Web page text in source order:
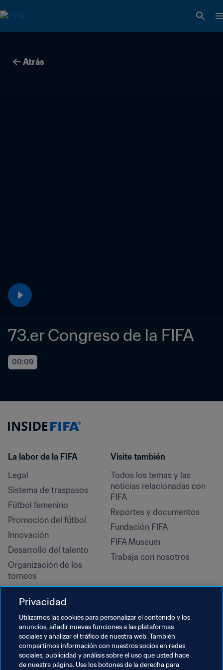
Atrás
73.er Congreso de la FIFA
00:09
La labor de la FIFA
Legal
Sistema de traspasos
Fútbol femenino
Promoción del fútbol
Innovación
Desarrollo del talento
Organización de los
torneos
Derechos humanos y lucha
contra la discriminación
Salud y atención médica
Iniciativas educativas
Visite también
Todos los temas y las
noticias relacionadas con
FIFA
Reportes y documentos
Fundación FIFA
FIFA Museum
Trabaja con nosotros
Privacidad
Utilizamos las cookies para personalizar el contenido y los
anuncios, añadir nuevas funciones a las plataformas
sociales y analizar el tráfico de nuestra web. También
compartimos información con nuestros socios en redes
sociales, publicidad y análisis sobre el uso que usted hace
de nuestra página. Use los botones de la derecha para